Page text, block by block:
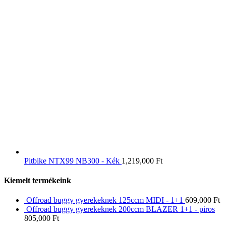
Pitbike NTX99 NB300 - Kék 1,219,000 Ft
Kiemelt termékeink
Offroad buggy gyerekeknek 125ccm MIDI - 1+1 609,000 Ft
Offroad buggy gyerekeknek 200ccm BLAZER 1+1 - piros
805,000 Ft